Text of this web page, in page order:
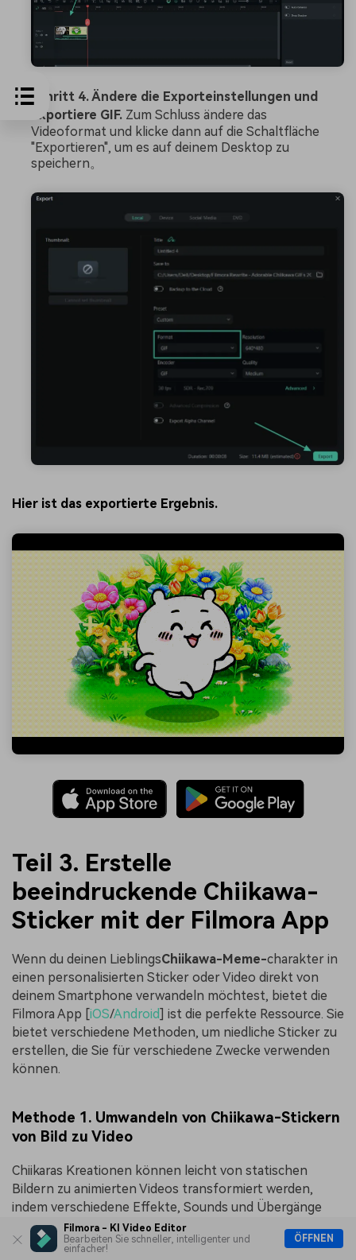
Filmora - KI Video Editor
Bearbeiten Sie schneller, intelligenter und
einfacher!
ÖFFNEN
Schritt 4. Ändere die Exporteinstellungen und
exportiere GIF. Zum Schluss ändere das
Videoformat und klicke dann auf die Schaltfläche
"Exportieren", um es auf deinem Desktop zu
speichern。
Hier ist das exportierte Ergebnis.
Teil 3. Erstelle
beeindruckende Chiikawa-
Sticker mit der Filmora App
Wenn du deinen LieblingsChiikawa-Meme-charakter in
einen personalisierten Sticker oder Video direkt von
deinem Smartphone verwandeln möchtest, bietet die
Filmora App [iOS/Android] ist die perfekte Ressource. Sie
bietet verschiedene Methoden, um niedliche Sticker zu
erstellen, die Sie für verschiedene Zwecke verwenden
können.
Methode 1. Umwandeln von Chiikawa-Stickern
von Bild zu Video
Chiikaras Kreationen können leicht von statischen
Bildern zu animierten Videos transformiert werden,
indem verschiedene Effekte, Sounds und Übergänge
hinzugefügt werden. Im folgenden Abschnitt finden Sie
eine Schritt-für-Schritt-Anleitung, die Ihnen hilft,